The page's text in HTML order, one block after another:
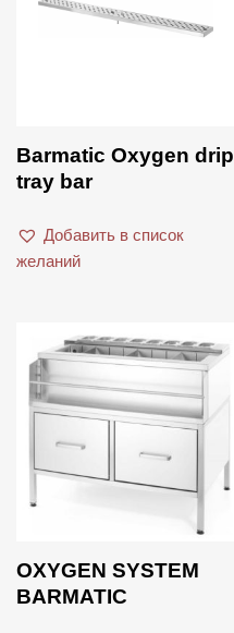
Barmatic Oxygen drip
tray bar
Добавить в список
желаний
OXYGEN SYSTEM
BARMATIC